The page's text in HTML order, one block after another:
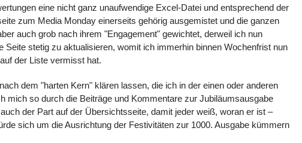
eine nicht ganz unaufwendige Excel-Datei und entsprechend der
zum Media Monday einerseits gehörig ausgemistet und die ganzen
auch grob nach ihrem "Engagement" gewichtet, derweil ich nun
stetig zu aktualisieren, womit ich immerhin binnen Wochenfrist nun
der Liste vermisst hat.
dem "harten Kern" klären lassen, die ich in der einen oder anderen
mich so durch die Beiträge und Kommentare zur Jubiläumsausgabe
der Part auf der Übersichtsseite, damit jeder weiß, woran er ist –
sich um die Ausrichtung der Festivitäten zur 1000. Ausgabe kümmern